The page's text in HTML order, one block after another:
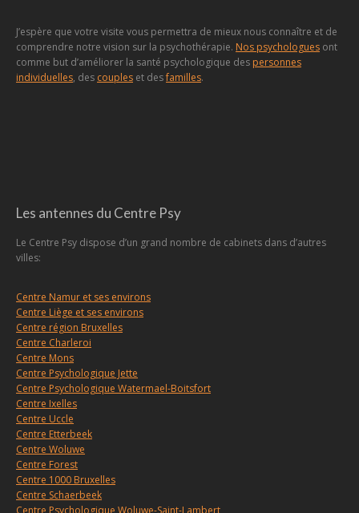
J’espère que votre visite vous permettra de mieux nous connaître et de
comprendre notre vision sur la psychothérapie. Nos psychologues ont
comme but d’améliorer la santé psychologique des personnes
individuelles, des couples et desfamilles.
Les antennes du Centre Psy
Le Centre Psy dispose d’un grand nombre de cabinets dans d’autres
villes:
Centre Namur et ses environs
Centre Liège et ses environs
Centre région Bruxelles
Centre Charleroi
Centre Mons
Centre Psychologique Jette
Centre Psychologique Watermael-Boitsfort
Centre Ixelles
Centre Uccle
Centre Etterbeek
Centre Woluwe
Centre Forest
Centre 1000 Bruxelles
Centre Schaerbeek
Centre Psychologique Woluwe-Saint-Lambert